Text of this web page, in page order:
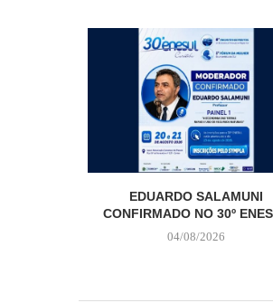
EDUARDO SALAMUNI
CONFIRMADO NO 30º
04/08/2026